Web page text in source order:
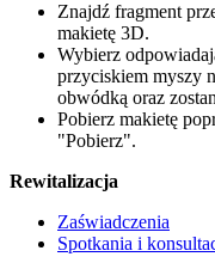
Znajdź fragment
makietę 3D.
Wybierz
przyciskiem myszy
obwódką oraz
Pobierz makietę
"Pobierz".
Rewitalizacja
Zaświadczenia
Spotkania i